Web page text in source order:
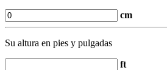
cm
Su altura en pies y pulgadas
ft